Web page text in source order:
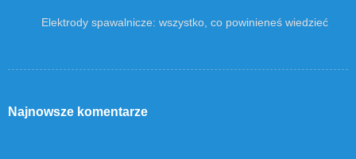
Elektrody spawalnicze: wszystko, co powinieneś wiedzieć
Najnowsze komentarze